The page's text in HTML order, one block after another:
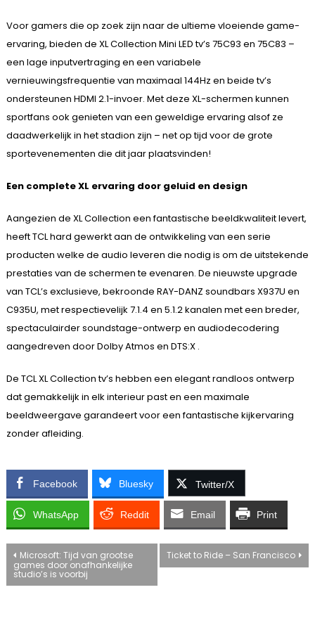
Voor gamers die op zoek zijn naar de ultieme vloeiende game-
ervaring, bieden de XL Collection Mini LED tv’s 75C93 en 75C83 –
een lage inputvertraging en een variabele
vernieuwingsfrequentie van maximaal 144Hz en beide tv’s
ondersteunen HDMI 2.1-invoer. Met deze XL-schermen kunnen
sportfans ook genieten van een geweldige ervaring alsof ze
daadwerkelijk in het stadion zijn – net op tijd voor de grote
sportevenementen die dit jaar plaatsvinden!
Een complete XL ervaring door geluid en design
Aangezien de XL Collection een fantastische beeldkwaliteit levert,
heeft TCL hard gewerkt aan de ontwikkeling van een serie
producten welke de audio leveren die nodig is om de uitstekende
prestaties van de schermen te evenaren. De nieuwste upgrade
van TCL’s exclusieve, bekroonde RAY-DANZ soundbars X937U en
C935U, met respectievelijk 7.1.4 en 5.1.2 kanalen met een breder,
spectaculairder soundstage-ontwerp en audiodecodering
aangedreven door Dolby Atmos en DTS:X .
De TCL XL Collection tv’s hebben een elegant randloos ontwerp
dat gemakkelijk in elk interieur past en een maximale
beeldweergave garandeert voor een fantastische kijkervaring
zonder afleiding.
Facebook Bluesky Twitter/X
WhatsApp Reddit Email Print
Bericht
navigatie
Microsoft: Tijd van grootse
games door onafhankelijke
studio’s is voorbij
Ticket to Ride – San Francisco